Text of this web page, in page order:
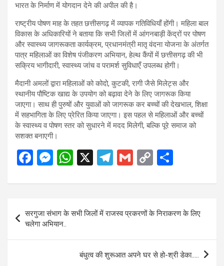
भारत के निर्माण में योगदान देने की अपील की है।
राष्ट्रीय पोषण माह के तहत छत्तीसगढ़ में व्यापक गतिविधियाँ होंगी। महिला बाल
विकास के अधिकारियों ने बताया कि सभी जिलों में आंगनबाड़ी केंद्रों पर पोषण
और स्वास्थ्य जागरूकता कार्यक्रम, प्रधानमंत्री मातृ वंदना योजना के अंतर्गत
पात्र महिलाओं का विशेष पंजीकरण अभियान, हेल्थ कैंपों में छत्तीसगढ़ की भी
सक्रिय भागीदारी, स्वास्थ्य जांच व परामर्श सुविधाएँ उपलब्ध होगी।
मैदानी अमलों द्वारा महिलाओं को कोदो, कुटकी, रागी जैसे मिलेट्स और
स्थानीय पौष्टिक खाद्य के उपयोग को बढ़ावा देने के लिए जागरूक किया
जाएगा। साथ ही पुरुषों और युवाओं को जागरूक कर बच्चों की देखभाल, शिक्षा
में सहभागिता के लिए प्रेरित किया जाएगा। इस पहल से महिलाओं और बच्चों
के स्वास्थ्य व पोषण स्तर को सुधारने में मदद मिलेगी, बल्कि पूरे समाज को
सशक्त बनाएगी।
F
ce
o
o
M
se
g
er
W
at
s
A
p
p
X
T
e
a
m
G
ail
C
py
Li
n
k
ar
navigation
सरगुजा संभाग के सभी जिलों में राजस्व प्रकरणों के निराकरण के लिए
चलेगा अभियान..
बंधुत्व की शुरूआत अपने घर से हो-श्री डेका…..